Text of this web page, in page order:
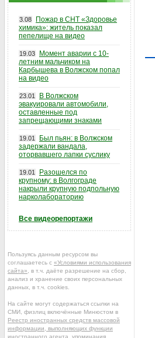
3.08
Пожар в СНТ «Здоровье
химика»: житель показал
пепелище на видео
19.03
Момент аварии с 10-
летним мальчиком на
Карбышева в Волжском попал
на видео
23.01
В Волжском
эвакуировали автомобили,
оставленные под
запрещающими знаками
19.01
Был пьян: в Волжском
задержали вандала,
оторвавшего лапки суслику
19.01
Разошелся по
крупному: в Волгограде
накрыли крупную подпольную
нарколабораторию
Все видеорепортажи
Пользуясь данным ресурсом вы
соглашаетесь с «Условиями использования
сайта» , в т.ч. даёте разрешение на сбор,
анализ и хранение своих персональных
данных, в т.ч. cookies.
На сайте могут содержаться ссылки на
СМИ, физлиц включённые Минюстом в
Реестр иностранных средств массовой
информации, выполняющих функции
иностранного агента , упоминания